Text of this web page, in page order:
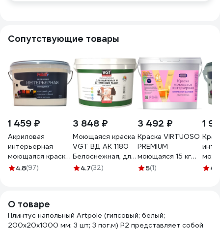
Сопутствующие товары
1 459 ₽
Акриловая
интерьерная
моющаяся краска
PALIZH 301
4.8(97)
3 848 ₽
Моющаяся краска
VGT ВД АК 1180
Белоснежная, для
нар/внутр работ
4.7(32)
3 492 ₽
Краска VIRTUOSO
PREMIUM
моющаяся 15 кг
11593070
5(1)
1
4.8
О товаре
Плинтус напольный Artpole (гипсовый; белый;
200x20x1000 мм; 3 шт; 3 пог.м) P2 представляет собой